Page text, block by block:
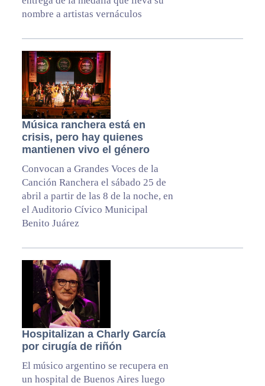
nombre a artistas vernáculos
Música ranchera está en
crisis, pero hay quienes
mantienen vivo el género
Convocan a Grandes Voces de la
Canción Ranchera el sábado 25 de
abril a partir de las 8 de la noche, en
el Auditorio Cívico Municipal
Benito Juárez
Hospitalizan a Charly García
por cirugía de riñón
El músico argentino se recupera en
un hospital de Buenos Aires luego